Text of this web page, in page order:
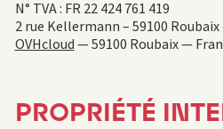
N° TVA : FR 22 424 761 419
2 rue Kellermann – 59100 Roubaix
OVHcloud— 59100 Roubaix —
PROPRIÉTÉ